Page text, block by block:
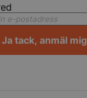
Ja tack, anmäl mig